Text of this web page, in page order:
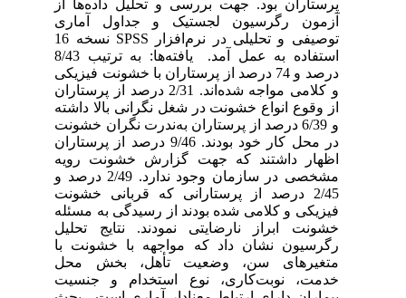
پرستاران بود. جهت بررسی و تحلیل داده‌ها از
آزمون رگرسیون لجستیک و جداول آماری
توصیفی و تحلیلی در نرم‌افزار SPSS نسخه 16
استفاده به عمل آمد. یافته‌ها: به ترتیب 8/43
درصد و 74 درصد از پرستاران با خشونت فیزیکی
و کلامی مواجه شده‌اند. 2/31 درصد از پرستاران
از وقوع انواع خشونت در شغل نگرانی بالا داشته
و 6/39 درصد از پرستاران به‌ندرت نگران خشونت
در محل کار خود بودند. 9/46 درصد از پرستاران
اظهار داشتند که جهت گزارش خشونت رویه
مشخصی در سازمان وجود ندارد. 2/49 درصد و
2/45 درصد از پرستارانی که قربانی خشونت
فیزیکی و کلامی شده بودند از رسیدگی به مسئله
خشونت ابراز نارضایتی نمودند. نتایج تحلیل
رگرسیون نشان داد که مواجهه با خشونت با
متغیرهای سن، وضعیت تأهل، بخش محل
خدمت، نوبت‌کاری، نوع استخدام و جنسیت